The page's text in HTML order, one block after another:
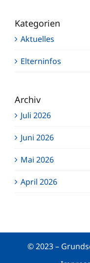
Kategorien
Aktuelles
Elterninfos
Archiv
Juli 2026
Juni 2026
Mai 2026
April 2026
© 2023 –